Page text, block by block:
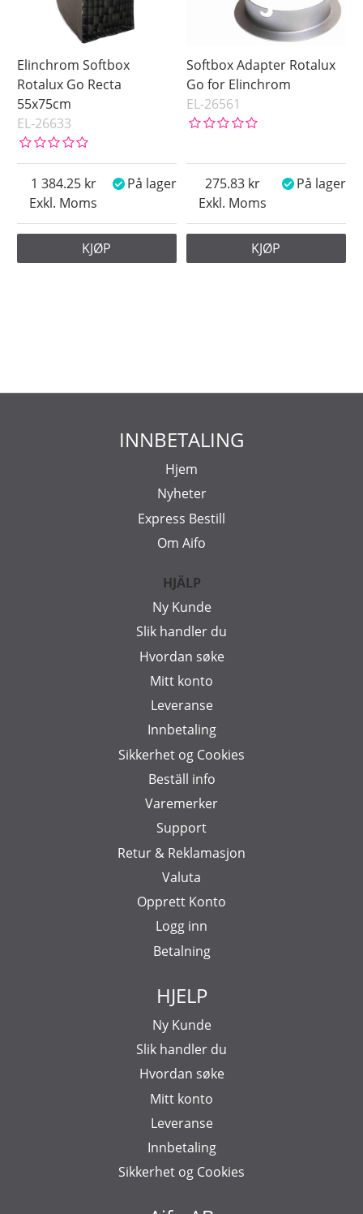
Elinchrom Softbox
Rotalux Go Recta
55x75cm
EL-26633
Exkl. Moms
1 384.25 På lager
KJØP
Softbox Adapter Rotalux
Go for Elinchrom
EL-26561
Exkl. Moms
275.83 På lager
KJØP
INNBETALING
Hjem
Nyheter
Express Bestill
Om Aifo
HJÄLP
Ny Kunde
Slik handler du
Hvordan søke
Mitt konto
Leveranse
Innbetaling
Sikkerhet og Cookies
Beställ info
Varemerker
Support
Retur & Reklamasjon
Valuta
Opprett Konto
Logg inn
Betalning
HJELP
Ny Kunde
Slik handler du
Hvordan søke
Mitt konto
Leveranse
Innbetaling
Sikkerhet og Cookies